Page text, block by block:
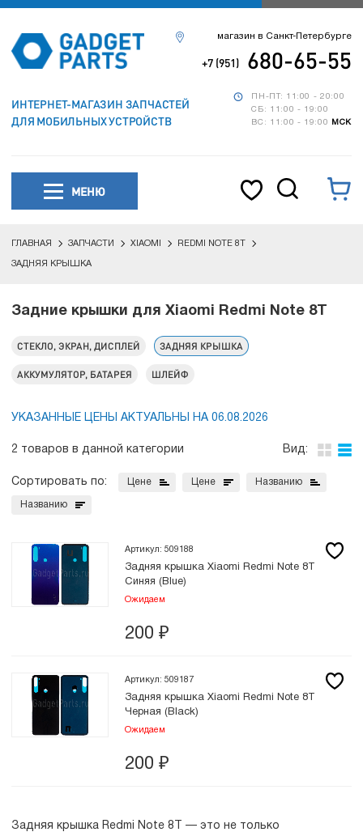
ИНТЕРНЕТ-МАГАЗИН ЗАПЧАСТЕЙ
ДЛЯ МОБИЛЬНЫХ УСТРОЙСТВ
ПН-ПТ: 11:00 - 20:00
СБ: 11:00 - 19:00
ВС: 11:00 - 19:00
МСК
магазин в Санкт-Петербурге
+7 (951) 680-65-55
МЕНЮ
ГЛАВНАЯ ЗАПЧАСТИ XIAOMI REDMI NOTE 8T
ЗАДНЯЯ КРЫШКА
Задние крышки для Xiaomi Redmi Note 8T
СТЕКЛО, ЭКРАН, ДИСПЛЕЙ ЗАДНЯЯ КРЫШКА
АККУМУЛЯТОР, БАТАРЕЯ ШЛЕЙФ
УКАЗАННЫЕ ЦЕНЫ АКТУАЛЬНЫ НА 06.08.2026
2 товаров в данной категории Вид:
Сортировать по: Цене Цене Названию
Названию
Артикул: 509188
Задняя крышка Xiaomi Redmi Note 8T
Синяя (Blue)
Ожидаем
200 ₽
Артикул: 509187
Задняя крышка Xiaomi Redmi Note 8T
Черная (Black)
Ожидаем
200 ₽
Задняя крышка Redmi Note 8T — это не только